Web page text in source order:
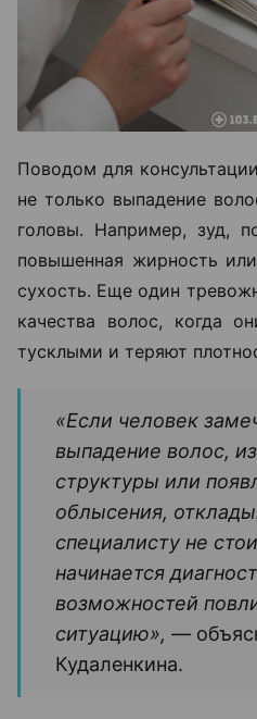
Поводом для
не только выпадение
головы. Например, зуд,
повышенная жирность
сухость. Еще один
качества волос, когда
тусклыми и теряют
«Если человек
выпадение волос,
структуры или
облысения,
специалисту не
начинается
возможностей
ситуацию», —
Кудаленкина.